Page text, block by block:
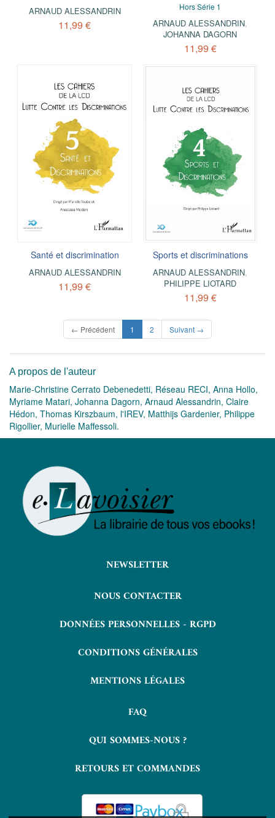
ARNAUD ALESSANDRIN
11,99 €
Hors Série 1
ARNAUD ALESSANDRIN,
JOHANNA DAGORN
11,99 €
Santé et discrimination
ARNAUD ALESSANDRIN
11,99 €
Sports et discriminations
ARNAUD ALESSANDRIN,
PHILIPPE LIOTARD
11,99 €
← Précédent 1 (current)
2 Suivant →
A propos de l'auteur
Marie-Christine Cerrato Debenedetti, Réseau RECI, Anna Hollo,
Myriame Matari, Johanna Dagorn, Arnaud Alessandrin, Claire
Hédon, Thomas Kirszbaum, l'IREV, Matthijs Gardenier, Philippe
Rigollier, Murielle Maffessoli.
NEWSLETTER
NOUS CONTACTER
DONNÉES PERSONNELLES - RGPD
CONDITIONS GÉNÉRALES
MENTIONS LÉGALES
FAQ
QUI SOMMES-NOUS ?
RETOURS ET COMMANDES